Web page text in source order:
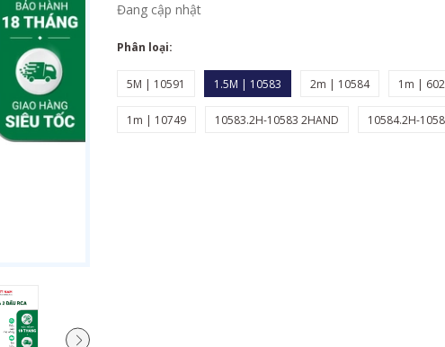
Đang cập nhật
Phân loại:
5M | 10591 1.5M | 10583 2m | 10584 1m |
1m | 10749 10583.2H-10583 2HAND 10584.2H-